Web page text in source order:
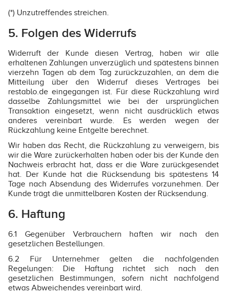
(*) Unzutreffendes streichen.
5. Folgen des Widerrufs
Widerruft der Kunde diesen Vertrag, haben wir alle
erhaltenen Zahlungen unverzüglich und spätestens binnen
vierzehn Tagen ab dem Tag zurückzuzahlen, an dem die
Mitteilung über den Widerruf dieses Vertrages bei
restablo.de eingegangen ist. Für diese Rückzahlung wird
dasselbe Zahlungsmittel wie bei der ursprünglichen
Transaktion eingesetzt, wenn nicht ausdrücklich etwas
anderes vereinbart wurde. Es werden wegen der
Rückzahlung keine Entgelte berechnet.
Wir haben das Recht, die Rückzahlung zu verweigern, bis
wir die Ware zurückerhalten haben oder bis der Kunde den
Nachweis erbracht hat, dass er die Ware zurückgesendet
hat. Der Kunde hat die Rücksendung bis spätestens 14
Tage nach Absendung des Widerrufes vorzunehmen. Der
Kunde trägt die unmittelbaren Kosten der Rücksendung.
6. Haftung
6.1 Gegenüber Verbrauchern haften wir nach den
gesetzlichen Bestellungen.
6.2 Für Unternehmer gelten die nachfolgenden
Regelungen: Die Haftung richtet sich nach den
gesetzlichen Bestimmungen, sofern nicht nachfolgend
etwas Abweichendes vereinbart wird.